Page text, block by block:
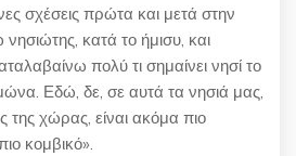
σχέσεις πρώτα και μετά στην
νησιώτης, κατά το ήμισυ, και
πολύ τι σημαίνει νησί το
Εδώ, δε, σε αυτά τα νησιά μας,
της χώρας, είναι ακόμα πιο
κομβικό».